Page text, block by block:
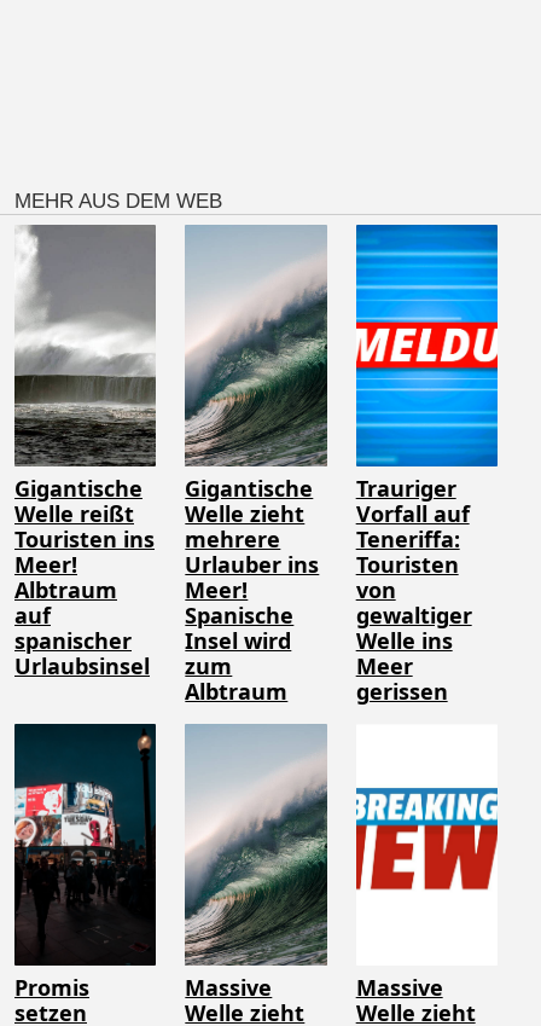
MEHR AUS DEM WEB
Gigantische
Welle reißt
Touristen ins
Meer!
Albtraum
auf
spanischer
Urlaubsinsel
Gigantische
Welle zieht
mehrere
Urlauber ins
Meer!
Spanische
Insel wird
zum
Albtraum
Trauriger
Vorfall auf
Teneriffa:
Touristen
von
gewaltiger
Welle ins
Meer
gerissen
Promis
setzen
Massive
Welle zieht
Massive
Welle zieht